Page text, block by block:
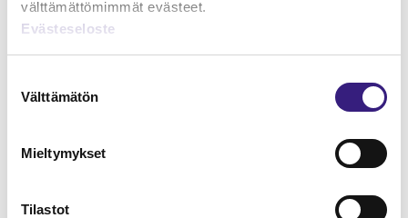
välttämättömimmät evästeet.
Evästeseloste
valinta
Välttämätön
Mieltymykset
Tilastot
Lue Tilisanomien